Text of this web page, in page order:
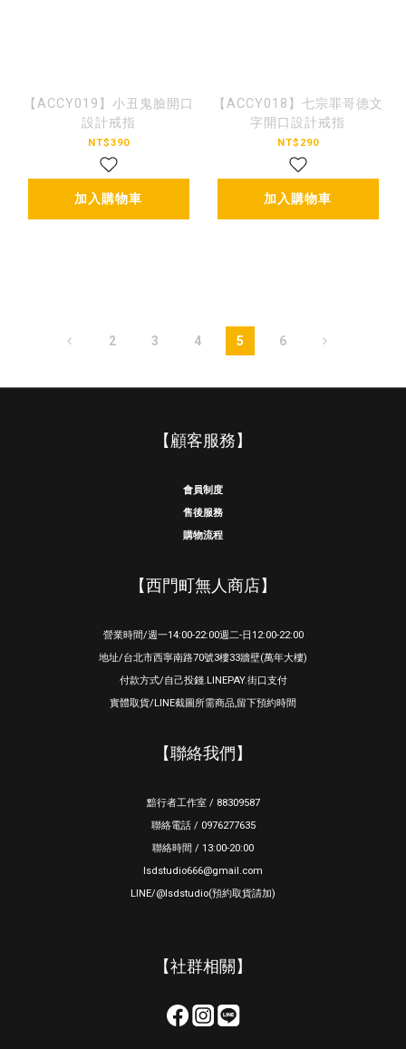
【ACCY019】小丑鬼臉開口
設計戒指
NT$390
加入購物車
【ACCY018】七宗罪哥德文
字開口設計戒指
NT$290
加入購物車
2 3 4 5 6
【顧客服務】
會員制度
售後服務
購物流程
【西門町無人商店】
營業時間/週一14:00-22:00週二-日12:00-22:00
地址/台北市西寧南路70號3樓33牆壁(萬年大樓)
付款方式/自己投錢.LINEPAY.街口支付
實體取貨/LINE截圖所需商品,留下預約時間
【聯絡我們】
黯行者工作室 / 88309587
聯絡電話 / 0976277635
聯絡時間 / 13:00-20:00
lsdstudio666@gmail.com
LINE/@lsdstudio(預約取貨請加)
【社群相關】